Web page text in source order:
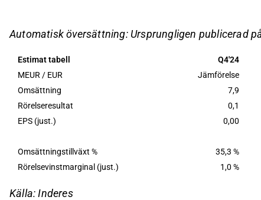
Trots förväntad vinsttillväxt under 2026 är
Efterfrågan inom halvledarindustrin och
framtida resultat kvarstår på grund av svag
Detta innehåll är skapat av AI. Du kan lämna feedback om
Automatisk översättning: Ursprungligen publicerad
Estimat tabell Q4'24
MEUR / EUR
Jämförelse
Omsättning
7,9
Rörelseresultat
0,1
EPS (just.)
0,00
Omsättningstillväxt % 35,3 %
Rörelsevinstmarginal (just.)
1,0 %
Källa: Inderes